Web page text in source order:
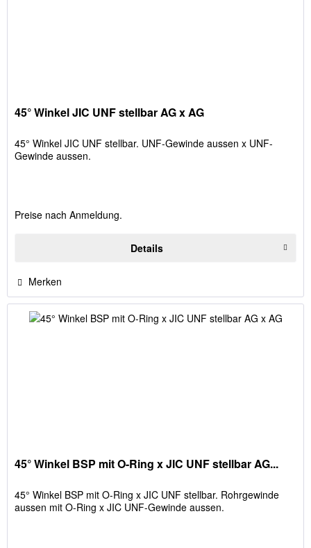
45° Winkel JIC UNF stellbar AG x AG
45° Winkel JIC UNF stellbar. UNF-Gewinde aussen x UNF-
Gewinde aussen.
Preise nach Anmeldung.
Details
Merken
45° Winkel BSP mit O-Ring x JIC UNF stellbar AG...
45° Winkel BSP mit O-Ring x JIC UNF stellbar. Rohrgewinde
aussen mit O-Ring x JIC UNF-Gewinde aussen.